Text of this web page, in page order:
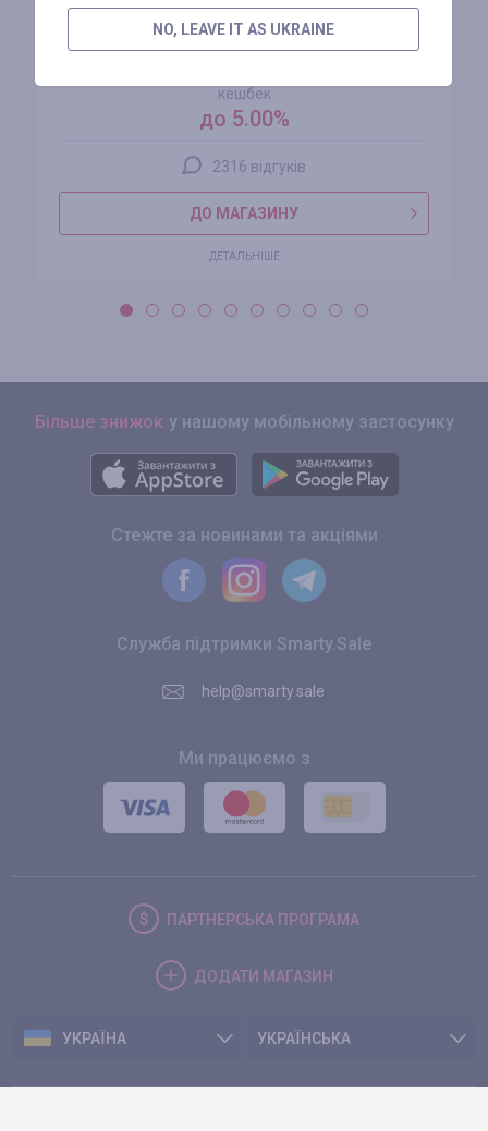
AliExpress
кешбек
до 5.00%
2316 відгуків
ДО МАГАЗИНУ
ДЕТАЛЬНІШЕ
Більше знижок у нашому мобільному застосунку
Стежте за новинами та акціями
Служба підтримки Smarty.Sale
help@smarty.sale
Ми працюємо з
ПАРТНЕРСЬКА ПРОГРАМА
ДОДАТИ МАГАЗИН
УКРАЇНА УКРАЇНСЬКА
NO, LEAVE IT AS UKRAINE